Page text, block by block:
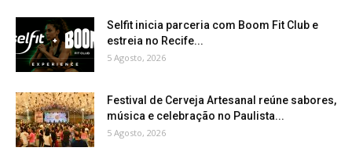
Selfit inicia parceria com Boom Fit Club e
estreia no Recife...
5 Agosto, 2026
Festival de Cerveja Artesanal reúne sabores,
música e celebração no Paulista...
5 Agosto, 2026